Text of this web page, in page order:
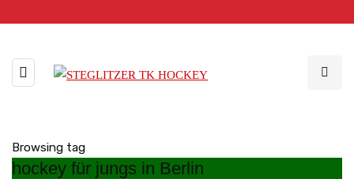
Browsing tag
hockey für jungs in Berlin